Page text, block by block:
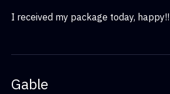
I received my package today, happy!!
Gable